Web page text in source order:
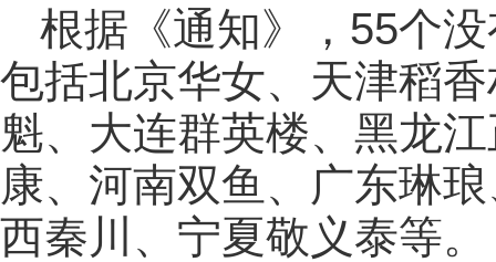
根据《通知》，55个
包括北京华女、天津稻
魁、大连群英楼、黑龙
康、河南双鱼、广东琳
西秦川、宁夏敬义泰等。